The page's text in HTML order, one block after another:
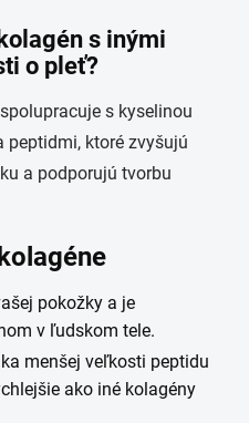
s inými
o pleť?
s kyselinou
peptidmi, ktoré zvyšujú
a podporujú tvorbu
pokožky a je
v ľudskom tele.
menšej veľkosti peptidu
ako iné kolagény